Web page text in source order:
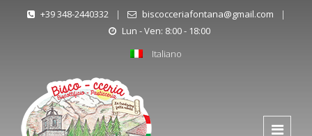
+39 348-2440332 | biscocceriafontana@gmail.com
|
Lun - Ven: 8:00 - 18:00
Italiano